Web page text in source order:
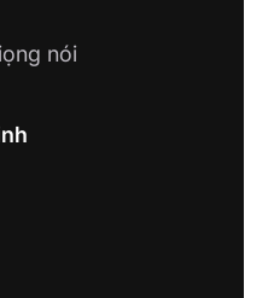
đó phát hiện được sự
vùng quét của cảm
tắt đèn hoặc điều
nói